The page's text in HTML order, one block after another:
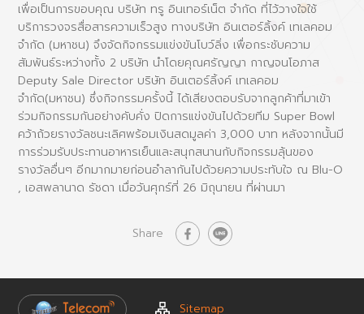
เพื่อเป็นการขอบคุณ บริษัท ทรู อินเทอร์เน็ต จํากัด ที่ไว้วางใจใช้
บริการวงจรสื่อสารความเร็วสูง ทางบริษัท อินเตอร์ลิ้งค์ เทเลคอม
จำกัด (มหาชน) จึงจัดกิจกรรมแข่งขันโบว์ลิ่ง เพื่อกระชับความ
สัมพันธ์ระหว่างทั้ง 2 บริษัท นำโดยคุณศรัญญา กาญจนโอภาส
Deputy Sale Director บริษัท อินเตอร์ลิ้งค์ เทเลคอม
จำกัด(มหาชน) ซึ่งกิจกรรมครั้งนี้ ได้เสียงตอบรับจากลูกค้าที่มาเข้า
ร่วมกิจกรรมกันอย่างคับคั่ง ปิดการแข่งขันไปด้วยทีม Super Bowl
คว้าถ้วยรางวัลชนะเลิศพร้อมเงินสดมูลค่า 3,000 บาท หลังจากนั้นมี
การร่วมรับประทานอาหารเย็นและสนุกสนานกับกิจกรรมลุ้นของ
รางวัลอื่นๆ อีกมากมายก่อนอำลากันไปด้วยความประทับใจ ณ Blu-O
, เอสพลานาด รัชดา เมื่อวันศุกร์ที่ 26 มิถุนายน ที่ผ่านมา
Share
Sitemap